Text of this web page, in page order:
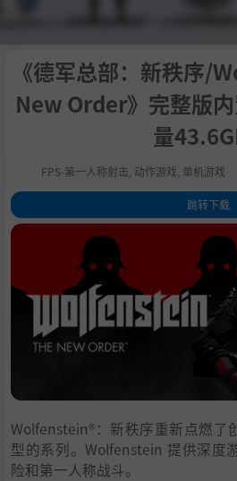
《德军总部：新秩序/
New Order》完整版
量
FPS-第一人称射击 动作游戏 单机游戏
跳转下载
1.关于这款游戏
4.支持作者
学习版下载
Wolfenstein®：新秩序重新点燃了
型的系列。Wolfenstein 提供深度
险和第一人称战斗。